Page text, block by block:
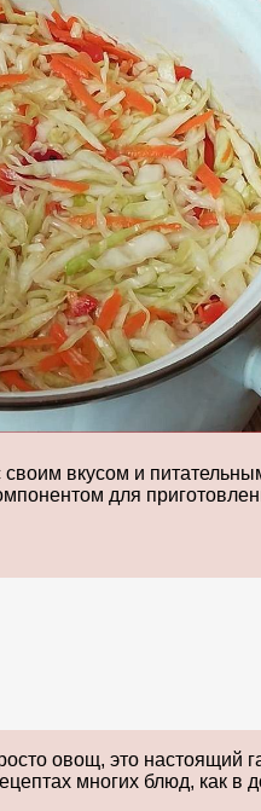
вкусом и
для
овощ, это настоящий
многих блюд, как